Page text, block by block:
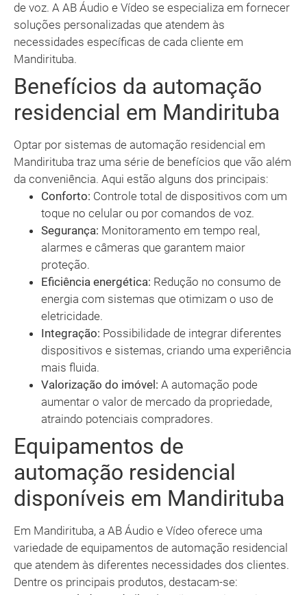
de voz. A AB Áudio e Vídeo se especializa em fornecer
soluções personalizadas que atendem às
necessidades específicas de cada cliente em
Mandirituba.
Benefícios da automação
residencial em Mandirituba
Optar por sistemas de automação residencial em
Mandirituba traz uma série de benefícios que vão além
da conveniência. Aqui estão alguns dos principais:
Conforto: Controle total de dispositivos com um
toque no celular ou por comandos de voz.
Segurança: Monitoramento em tempo real,
alarmes e câmeras que garantem maior
proteção.
Eficiência energética: Redução no consumo de
energia com sistemas que otimizam o uso de
eletricidade.
Integração: Possibilidade de integrar diferentes
dispositivos e sistemas, criando uma experiência
mais fluida.
Valorização do imóvel: A automação pode
aumentar o valor de mercado da propriedade,
atraindo potenciais compradores.
Equipamentos de
automação residencial
disponíveis em Mandirituba
Em Mandirituba, a AB Áudio e Vídeo oferece uma
variedade de equipamentos de automação residencial
que atendem às diferentes necessidades dos clientes.
Dentre os principais produtos, destacam-se: